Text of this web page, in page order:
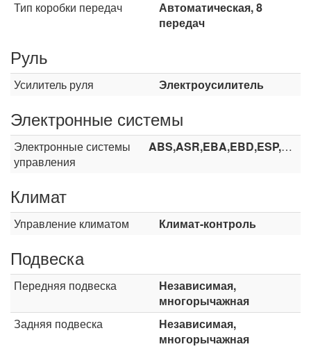
Тип коробки передач
Автоматическая, 8
передач
Руль
Усилитель руля Электроусилитель
Электронные системы
Электронные системы
управления
ABS,ASR,EBA,EBD,ESP,HHC,HDC
Климат
Управление климатом Климат-контроль
Подвеска
Передняя подвеска
Независимая,
многорычажная
Задняя подвеска
Независимая,
многорычажная